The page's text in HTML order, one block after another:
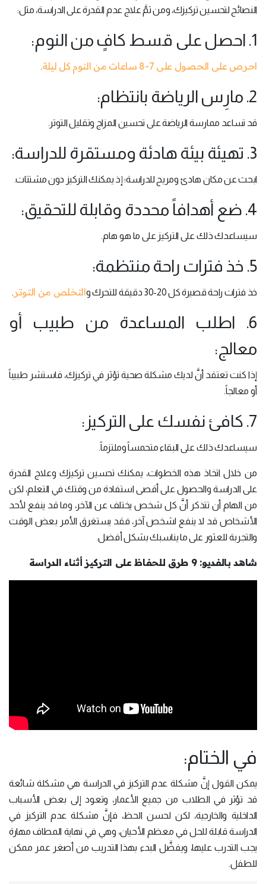
النصائح لتحسين تركيزك، ومن ثمَّ علاج عدم القدرة على الدراسة، مثل:
1. احصل على قسط كافٍ من النوم:
احرص على الحصول على 7-8 ساعات من النوم كل ليلة .
2. مارِس الرياضة بانتظام:
قد تساعد ممارسة الرياضة على تحسين المزاج وتقليل التوتر.
3. تهيئة بيئة هادئة ومستقرة للدراسة:
ابحث عن مكان هادئ ومريح للدراسة؛ إذ يمكنك التركيز دون مشتتات.
4. ضع أهدافاً محددة وقابلة للتحقيق:
سيساعدك ذلك على التركيز على ما هو هام.
5. خذ فترات راحة منتظمة:
خذ فترات راحة قصيرة كل 20-30 دقيقة للتحرك و التخلص من التوتر .
6. اطلب المساعدة من طبيب أو
معالج:
إذا كنت تعتقد أنَّ لديك مشكلة صحية تؤثر في تركيزك، فاستشر طبيباً
أو معالجاً.
7. كافئ نفسك على التركيز:
سيساعدك ذلك على البقاء متحمساً وملتزماً.
من خلال اتخاذ هذه الخطوات، يمكنك تحسين تركيزك وعلاج القدرة
على الدراسة والحصول على أقصى استفادة من وقتك في التعلم، لكن
من الهام أن تتذكر أنَّ كل شخص يختلف عن الآخر، وما قد ينفع لأحد
الأشخاص قد لا ينفع لشخص آخر، فقد يستغرق الأمر بعض الوقت
والتجربة للعثور على ما يناسبك بشكل أفضل.
شاهد بالفديو: 9 طرق للحفاظ على التركيز أثناء الدراسة
في الختام:
يمكن القول إنَّ مشكلة عدم التركيز في الدراسة هي مشكلة شائعة
قد تؤثر في الطلاب من جميع الأعمار، وتعود إلى بعض الأسباب
الداخلية والخارجية، لكن لحسن الحظ، فإنَّ مشكلة عدم التركيز في
الدراسة قابلة للحل في معظم الأحيان، وهي في نهاية المطاف مهارة
يجب التدرب عليها، ويفضَّل البدء بهذا التدريب من أصغر عمر ممكن
للطفل.